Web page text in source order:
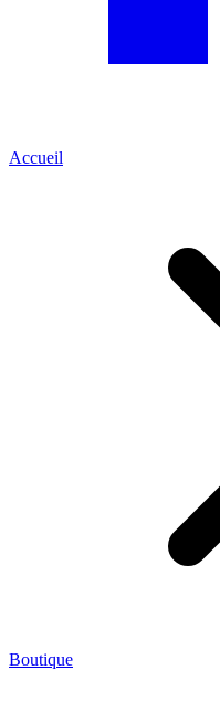
Accueil
Boutique